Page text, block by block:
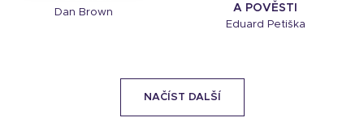
Dan Brown
A POVĚSTI
Eduard Petiška
NAČÍST DALŠÍ